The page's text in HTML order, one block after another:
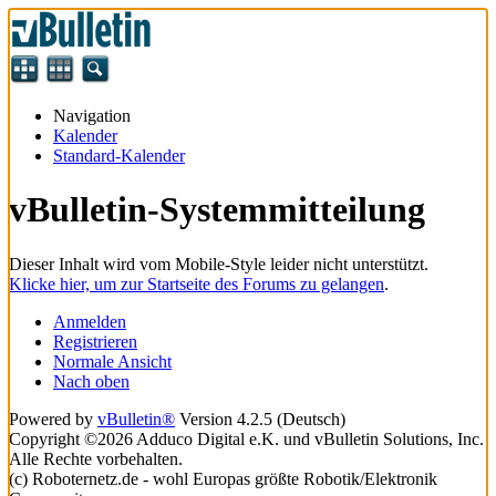
Navigation
Kalender
Standard-Kalender
vBulletin-Systemmitteilung
Dieser Inhalt wird vom Mobile-Style leider nicht unterstützt.
Klicke hier, um zur Startseite des Forums zu gelangen.
Anmelden
Registrieren
Normale Ansicht
Nach oben
Powered by vBulletin® Version 4.2.5 (Deutsch)
Copyright ©2026 Adduco Digital e.K. und vBulletin Solutions, Inc.
Alle Rechte vorbehalten.
(c) Roboternetz.de - wohl Europas größte Robotik/Elektronik